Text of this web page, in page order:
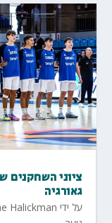
ציוני השחקנים
גאורגיה
על ידי Halickman